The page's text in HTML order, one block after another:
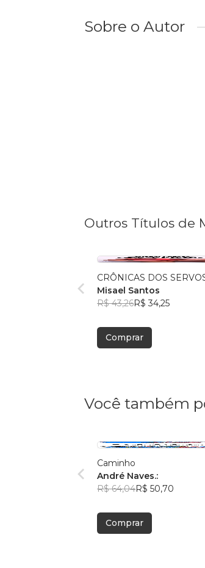
Sobre o Autor
Outros Títulos de
CRÔNICAS DOS
Misael Santos
R$ 43,26R$ 34,25
Comprar
Você também
Caminho
André Naves.:
R$ 64,04R$ 50,70
Comprar